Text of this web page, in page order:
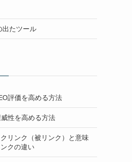
出たツール
評価を高める方法
性を高める方法
リンク（被リンク）と意味
クの違い